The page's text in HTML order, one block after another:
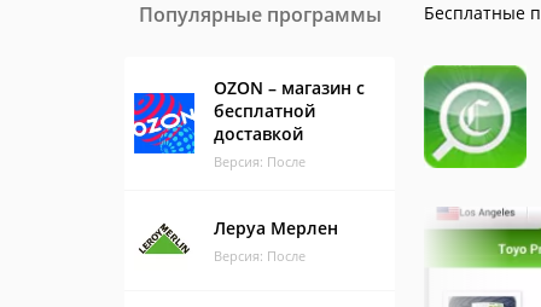
Популярные программы
OZON – магазин с
бесплатной
доставкой
Версия: После
Леруа Мерлен
Версия: После
Бесплатные